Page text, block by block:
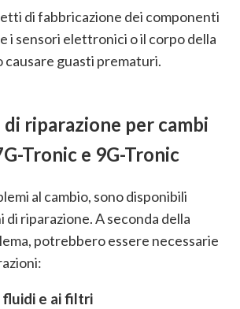
di fabbricazione dei componenti
i sensori elettronici o il corpo della
causare guasti prematuri.
riparazione per cambi
Tronic e 9G-Tronic
al cambio, sono disponibili
di riparazione. A seconda della
potrebbero essere necessarie
fluidi e ai filtri